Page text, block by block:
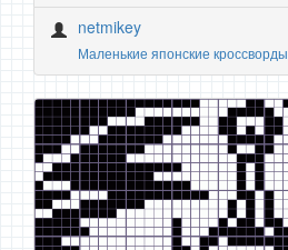
netmikey
Маленькие японские кроссворды